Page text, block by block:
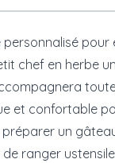
personnalisé
chef en herbe
et confortable
un
ranger